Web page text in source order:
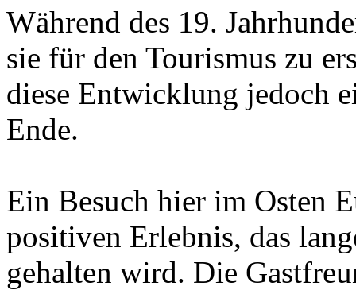
Während des 19.
sie für den Tourismus zu
diese Entwicklung jedoch
Ende.
Ein Besuch hier im Osten
positiven Erlebnis, das
gehalten wird. Die